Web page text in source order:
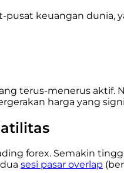
pusat keuangan dunia,
terus-menerus
harga yang
forex. Semakin
sesi pasar overlap